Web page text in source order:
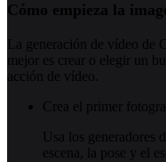
Cómo empieza la
La generación de vídeo de
mejor es crear o elegir un
acción de vídeo.
Crea el primer
Usa los generadores
escena, la pose y el